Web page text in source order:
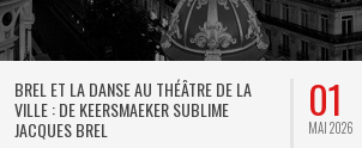
BREL ET LA DANSE AU THÉÂTRE DE LA
VILLE : DE KEERSMAEKER SUBLIME
JACQUES BREL
01
MAI 2026